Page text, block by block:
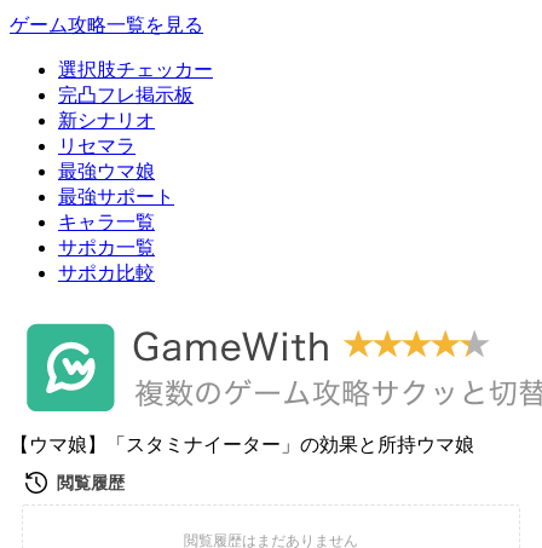
ゲーム攻略一覧を見る
選択肢チェッカー
完凸フレ掲示板
新シナリオ
リセマラ
最強ウマ娘
最強サポート
キャラ一覧
サポカ一覧
サポカ比較
【ウマ娘】「スタミナイーター」の効果と所持ウマ娘